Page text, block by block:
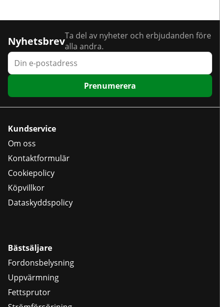
NyhetsbrevTa del av nyheter och erbjudanden före
alla andra.
Prenumerera
Kundservice
Om oss
Kontaktformulär
Cookiepolicy
Köpvillkor
Dataskyddspolicy
Bästsäljare
Fordonsbelysning
Uppvärmning
Fettsprutor